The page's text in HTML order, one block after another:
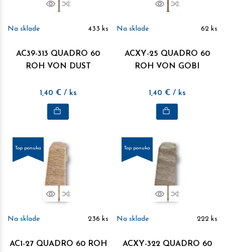
NáhľadPorovnať
Na sklade 433 ks
AC39-313 QUADRO 60
ROH VON DUST
1,40 € / ks
NáhľadPorovnať
Na sklade 62 ks
ACXY-25 QUADRO 60
ROH VON GOBI
1,40 € / ks
Top ponuka
NáhľadPorovnať
Na sklade 236 ks
AC1-27 QUADRO 60 ROH
Top ponuka
NáhľadPorovnať
Na sklade 222 ks
ACXY-322 QUADRO 60